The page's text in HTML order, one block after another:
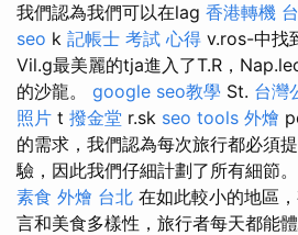
我們認為我們可以在lag 香港轉機
seo k 記帳士 考試 心得 v.ros-中找
Vil.g最美麗的tja進入了T.R，
的沙龍。 google seo教學 St. 台灣
照片 t 撥金堂 r.sk seo tools 外燴
的需求，我們認為每次旅行都必須
驗，因此我們仔細計劃了所有細節。
素食 外燴 台北 在如此較小的地區
言和美食多樣性，旅行者每天都能